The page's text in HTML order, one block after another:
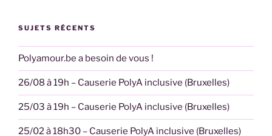
SUJETS RÉCENTS
Polyamour.be a besoin de vous !
26/08 à 19h – Causerie PolyA inclusive (Bruxelles)
25/03 à 19h – Causerie PolyA inclusive (Bruxelles)
25/02 à 18h30 – Causerie PolyA inclusive (Bruxelles)